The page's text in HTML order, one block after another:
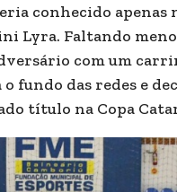
conhecido apenas
Lyra. Faltando
com um
fundo das redes e
título na Copa